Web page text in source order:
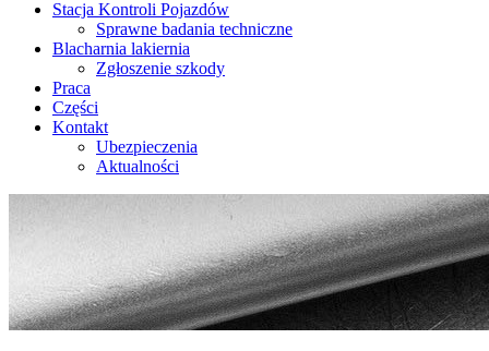
Stacja Kontroli Pojazdów
Sprawne badania techniczne
Blacharnia lakiernia
Zgłoszenie szkody
Praca
Części
Kontakt
Ubezpieczenia
Aktualności